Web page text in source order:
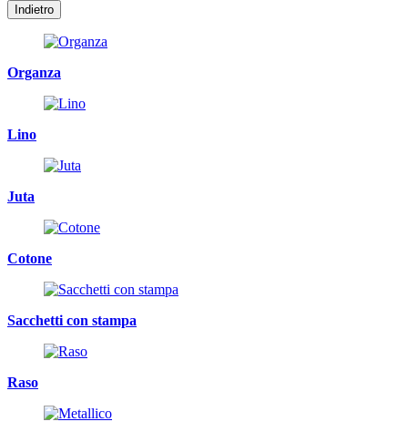
Indietro
Organza
Lino
Juta
Cotone
Sacchetti con stampa
Raso